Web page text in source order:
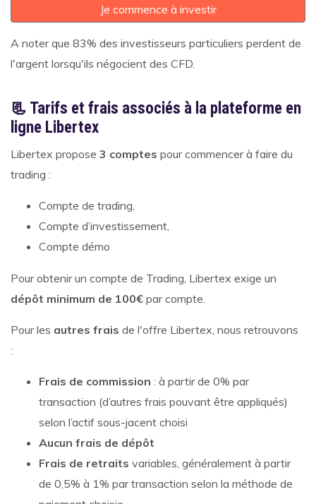
Je commence à investir
A noter que 83% des investisseurs particuliers perdent de
l'argent lorsqu'ils négocient des CFD.
📃 Tarifs et frais associés à la plateforme en
ligne Libertex
Libertex propose 3 comptes pour commencer à faire du
trading :
Compte de trading,
Compte d’investissement,
Compte démo
Pour obtenir un compte de Trading, Libertex exige un
dépôt minimum de 100€ par compte.
Pour les autres frais de l'offre Libertex, nous retrouvons
:
Frais de commission : à partir de 0% par
transaction (d’autres frais pouvant être appliqués)
selon l’actif sous-jacent choisi
Aucun frais de dépôt
Frais de retraits variables, généralement à partir
de 0,5% à 1% par transaction selon la méthode de